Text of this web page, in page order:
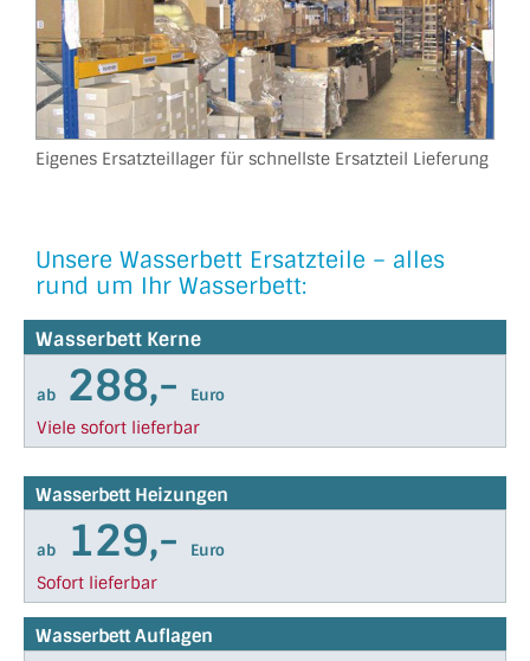
Eigenes Ersatzteillager für schnellste Ersatzteil Lieferung
Unsere Wasserbett Ersatz­teile – alles
rund um Ihr Wasserbett‎:
Wasserbett Kerne
ab 288,- Euro
Viele sofort lieferbar
Wasserbett Heizungen
ab 129,- Euro
Sofort lieferbar
Wasserbett Auflagen